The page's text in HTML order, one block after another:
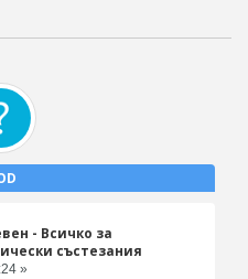
- Всичко за
състезания
»